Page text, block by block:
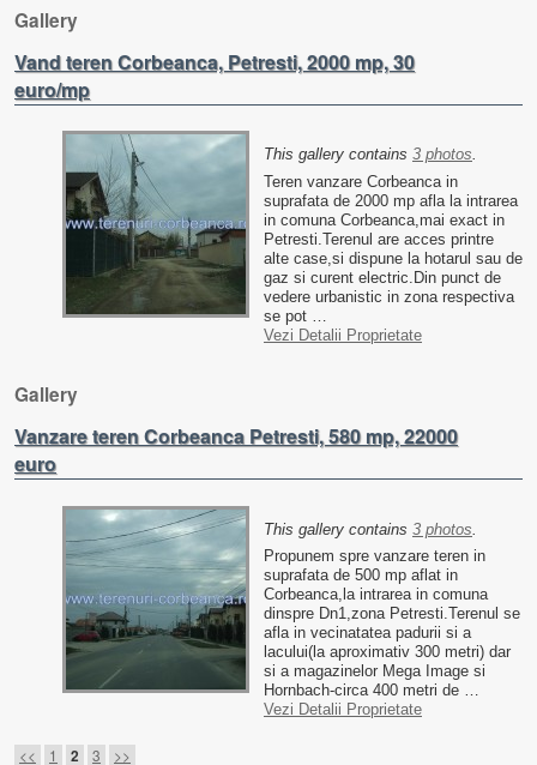
Gallery
Vand teren Corbeanca, Petresti, 2000 mp, 30
euro/mp
This gallery contains 3 photos.
Teren vanzare Corbeanca in
suprafata de 2000 mp afla la intrarea
in comuna Corbeanca,mai exact in
Petresti.Terenul are acces printre
alte case,si dispune la hotarul sau de
gaz si curent electric.Din punct de
vedere urbanistic in zona respectiva
se pot …
Vezi Detalii Proprietate
Gallery
Vanzare teren Corbeanca Petresti, 580 mp, 22000
euro
This gallery contains 3 photos
Propunem spre vanzare teren in
suprafata de 500 mp aflat in
Corbeanca,la intrarea in comuna
dinspre Dn1,zona Petresti.Terenul se
afla in vecinatatea padurii si a
lacului(la aproximativ 300 metri) dar
si a magazinelor Mega Image si
Hornbach-circa 400 metri de …
Vezi Detalii Proprietate
Post navigation
<< 1 2 3 >>